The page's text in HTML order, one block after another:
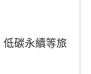
碳永續等旅